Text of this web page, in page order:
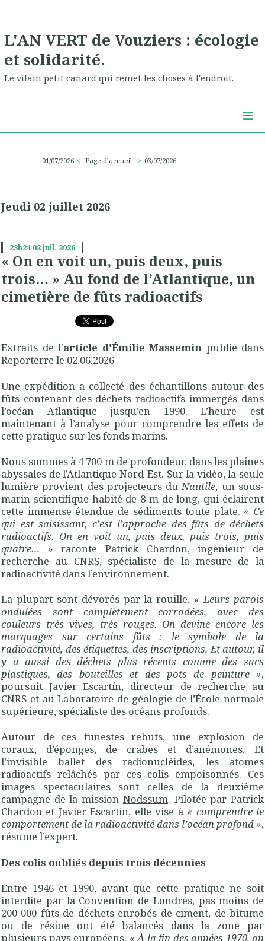
L'AN VERT de Vouziers : écologie
et solidarité.
Le vilain petit canard qui remet les choses à l'endroit.
01/07/2026 Page d'accueil 03/07/2026
Jeudi 02 juillet 2026
23h24 02juil. 2026
« On en voit un, puis deux, puis
trois… » Au fond de l’Atlantique, un
cimetière de fûts radioactifs
Extraits de l'article d'Émilie Massemin publié dans
Reporterre le 02.06.2026
Une expédition a collecté des échantillons autour des
fûts contenant des déchets radioactifs immergés dans
l’océan Atlantique jusqu’en 1990. L’heure est
maintenant à l’analyse pour comprendre les effets de
cette pratique sur les fonds marins.
Nous sommes à 4 700 m de profondeur, dans les plaines
abyssales de l’Atlantique Nord-Est. Sur la vidéo, la seule
lumière provient des projecteurs duNautile, un sous-
marin scientifique habité de 8 m de long, qui éclairent
cette immense étendue de sédiments toute plate. « Ce
qui est saisissant, c’est l’approche des fûts de déchets
radioactifs. On en voit un, puis deux, puis trois, puis
quatre…
» raconte Patrick Chardon, ingénieur de
recherche au CNRS, spécialiste de la mesure de la
radioactivité dans l’environnement.
La plupart sont dévorés par la rouille. « Leurs parois
ondulées sont complètement corrodées, avec des
couleurs très vives, très rouges. On devine encore les
marquages sur certains fûts : le symbole de la
radioactivité, des étiquettes, des inscriptions. Et autour, il
y a aussi des déchets plus récents comme des sacs
plastiques, des bouteilles et des pots de peinture »,
poursuit Javier Escartín, directeur de recherche au
CNRS et au Laboratoire de géologie de l’École normale
supérieure, spécialiste des océans profonds.
Autour de ces funestes rebuts, une explosion de
coraux, d’éponges, de crabes et d’anémones. Et
l’invisible ballet des radionucléides, les atomes
radioactifs relâchés par ces colis empoisonnés. Ces
images spectaculaires sont celles de la deuxième
campagne de la mission Nodssum. Pilotée par Patrick
Chardon et Javier Escartín, elle vise à « comprendre le
comportement de la radioactivité dans l’océan profond»,
résume l’expert.
Des colis oubliés depuis trois décennies
Entre 1946 et 1990, avant que cette pratique ne soit
interdite par la Convention de Londres, pas moins de
200 000 fûts de déchets enrobés de ciment, de bitume
ou de résine ont été balancés dans la zone par
plusieurs pays européens. « À la fin des années 1970, on